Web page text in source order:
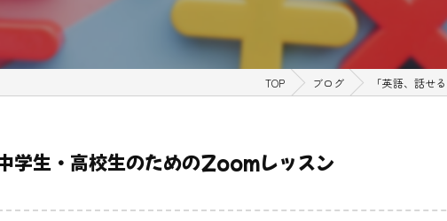
TOP ブログ 「英語、話せ
学生・高校生のためのZoomレッスン